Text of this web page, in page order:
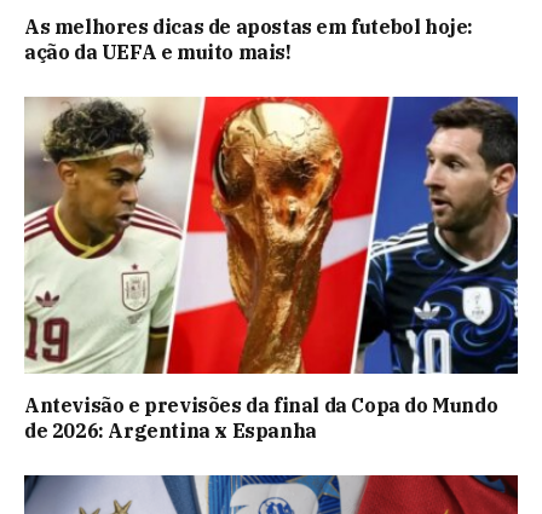
As melhores dicas de apostas em futebol hoje:
ação da UEFA e muito mais!
Antevisão e previsões da final da Copa do Mundo
de 2026: Argentina x Espanha